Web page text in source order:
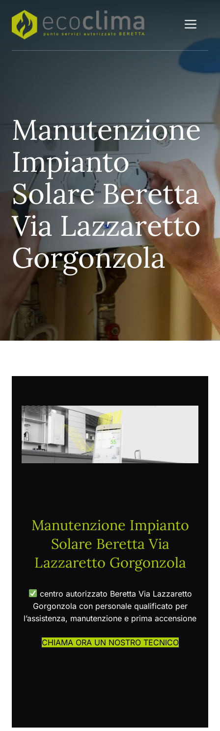
contenuto
Manutenzione
Impianto
Solare Beretta
Via Lazzaretto
Gorgonzola
Manutenzione Impianto
Solare Beretta Via
Lazzaretto Gorgonzola
centro autorizzato Beretta Via Lazzaretto
Gorgonzola con personale qualificato per
l’assistenza, manutenzione e prima accensione
CHIAMA ORA UN NOSTRO TECNICO